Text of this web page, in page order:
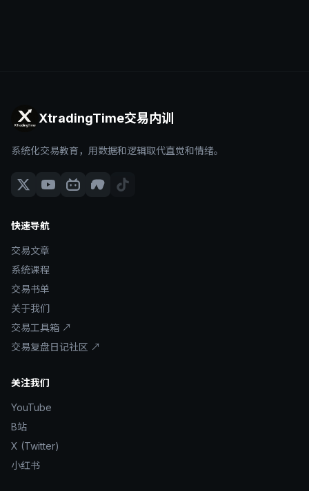
XtradingTime交易内训
系统化交易教育，用数据和逻辑取代直觉和情绪。
快速导航
交易文章
系统课程
交易书单
关于我们
交易工具箱 ↗
交易复盘日记社区 ↗
关注我们
YouTube
B站
X (Twitter)
小红书